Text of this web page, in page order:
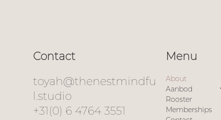
toyah@thenestmindfu
l.studio
+31(0) 6 4764 3551
Contact
About
Aanbod
Rooster
Memberships
Menu